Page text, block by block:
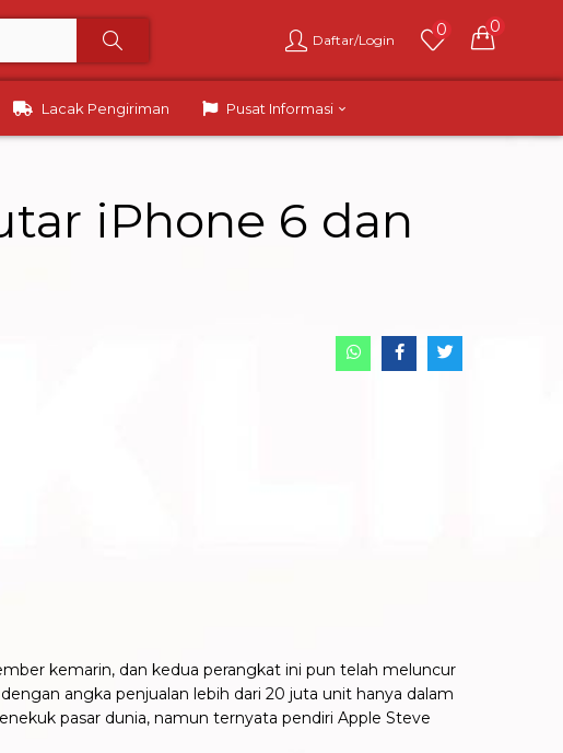
Daftar/Login
0 0
Lacak Pengiriman Pusat Informasi
iPhone 6 dan
kemarin, dan kedua perangkat ini pun telah meluncur
angka penjualan lebih dari 20 juta unit hanya dalam
pasar dunia, namun ternyata pendiri Apple Steve